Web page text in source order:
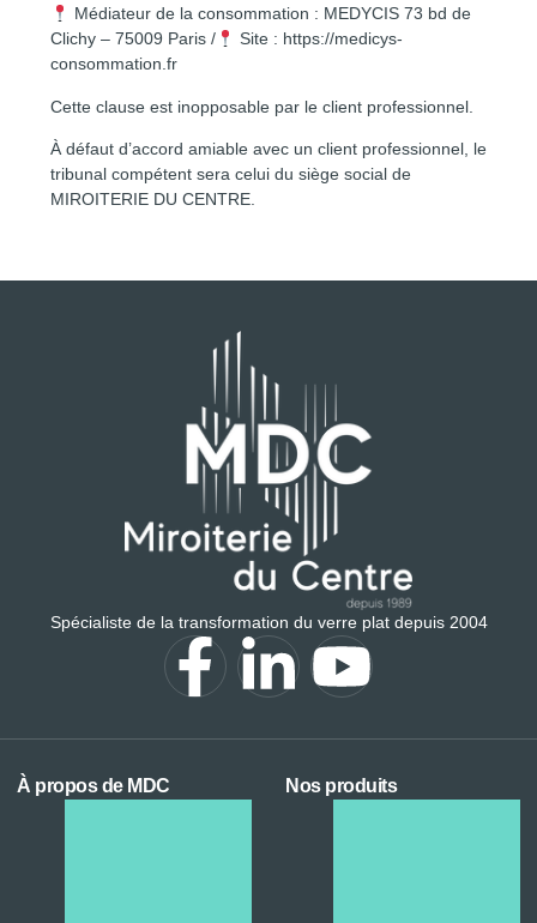
Médiateur de la consommation : MEDYCIS 73 bd de
Clichy – 75009 Paris /
Site : https://medicys-
consommation.fr
Cette clause est inopposable par le client professionnel.
À défaut d’accord amiable avec un client professionnel, le
tribunal compétent sera celui du siège social de
MIROITERIE DU CENTRE.
Spécialiste de la transformation du verre plat depuis 2004
À propos de MDC Nos produits